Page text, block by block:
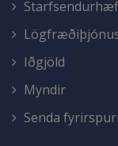
Iðgjöld
Myndir
Senda